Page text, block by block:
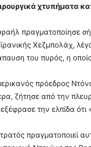
χτυπήματα
πραγματοποίησε
Χεζμπολάχ,
του πυρός, η
πρόεδρος
ζήτησε από την
την ελπίδα ότι
πραγματοποιεί